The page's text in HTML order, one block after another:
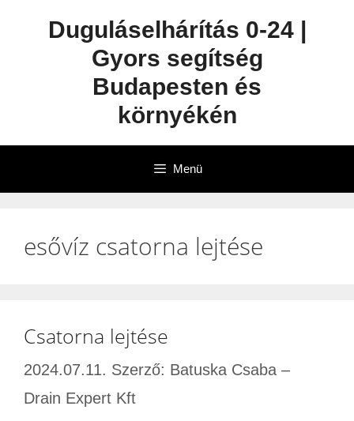
Duguláselhárítás 0-24 |
Gyors segítség
Budapesten és
környékén
Menü
esővíz csatorna lejtése
Csatorna lejtése
2024.07.11. Szerző: Batuska Csaba –
Drain Expert Kft